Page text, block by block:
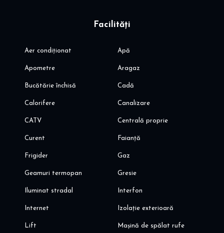
Facilități
Aer condiționat Apă
Apometre Aragaz
Bucătărie închisă Cadă
Calorifere Canalizare
CATV Centrală proprie
Curent Faianță
Frigider Gaz
Geamuri termopan Gresie
Iluminat stradal Interfon
Internet Izolație exterioară
Lift Mașină de spălat rufe